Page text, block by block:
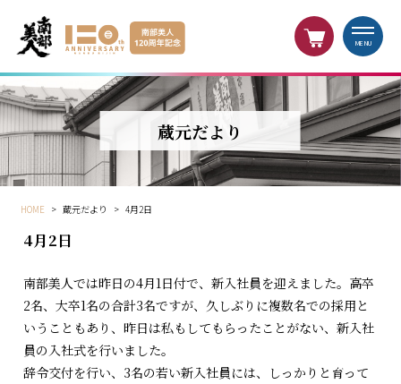
MENU
蔵元だより
HOME > 蔵元だより > 4月2日
4月2日
南部美人では昨日の4月1日付で、新入社員を迎えました。高卒
2名、大卒1名の合計3名ですが、久しぶりに複数名での採用と
いうこともあり、昨日は私もしてもらったことがない、新入社
員の入社式を行いました。
辞令交付を行い、3名の若い新入社員には、しっかりと育って